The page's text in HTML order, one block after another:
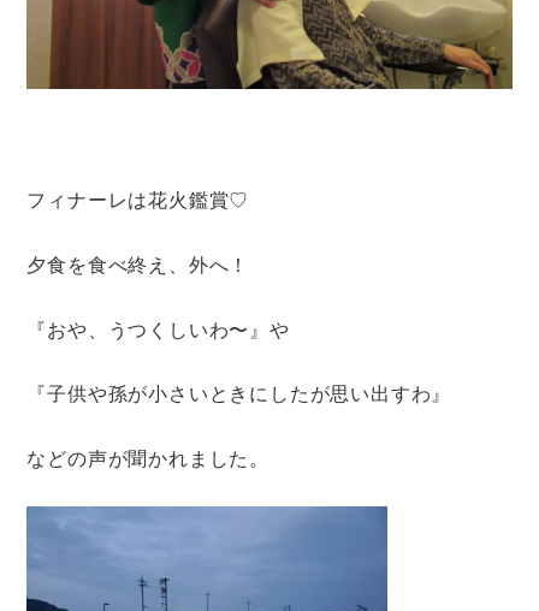
フィナーレは花火鑑賞♡
夕食を食べ終え、外へ！
『おや、うつくしいわ〜』や
『子供や孫が小さいときにしたが思い出すわ』
などの声が聞かれました。